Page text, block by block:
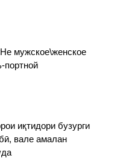
мужское\женское
портной
иқтидори бузурги
вале амалан